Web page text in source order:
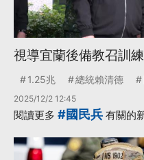
視導宜蘭後備教召訓
1.25兆 總統賴清德
2025/12/2 12:45
閱讀更多 #國民兵 有關的